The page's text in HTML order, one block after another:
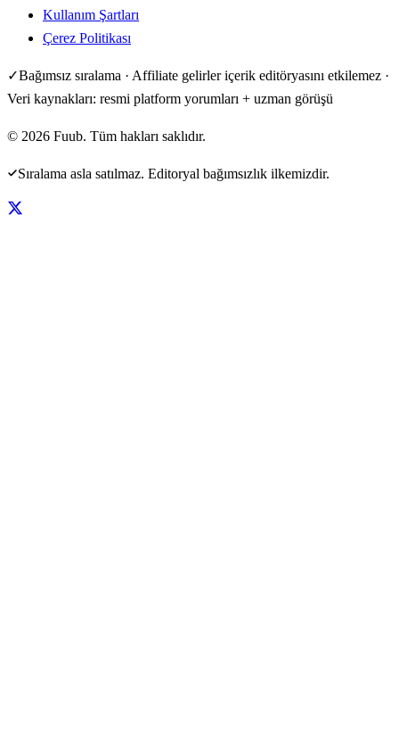
Kullanım Şartları
Çerez Politikası
✓Bağımsız sıralama · Affiliate gelirler içerik editöryasını etkilemez ·
Veri kaynakları: resmi platform yorumları + uzman görüşü
© 2026 Fuub. Tüm hakları saklıdır.
Sıralama asla satılmaz. Editoryal bağımsızlık ilkemizdir.